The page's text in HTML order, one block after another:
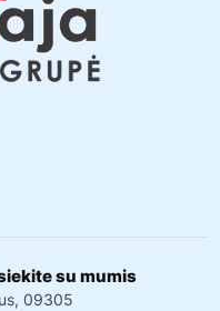
su mumis
09305